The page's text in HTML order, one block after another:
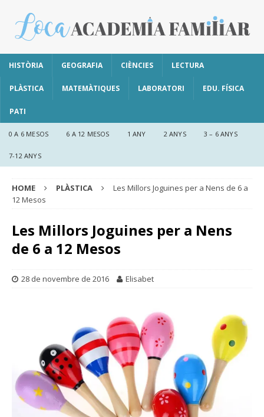
HISTÒRIA GEOGRAFIA CIÈNCIES LECTURA
PLÀSTICA MATEMÀTIQUES LABORATORI EDU. FÍSICA
PATI
0 A 6 MESOS 6 A 12 MESOS 1 ANY 2 ANYS 3 – 6 ANYS
7-12 ANYS
HOME PLÀSTICA
Les Millors Joguines per a Nens de 6 a
12 Mesos
Les Millors Joguines per a Nens
de 6 a 12 Mesos
28 de novembre de 2016 Elisabet